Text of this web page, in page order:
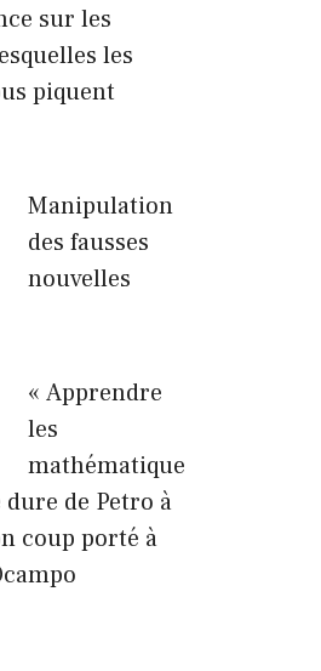
sur les
les
piquent
Manipulation
des fausses
nouvelles
« Apprendre
les
mathématique
de Petro à
coup porté à